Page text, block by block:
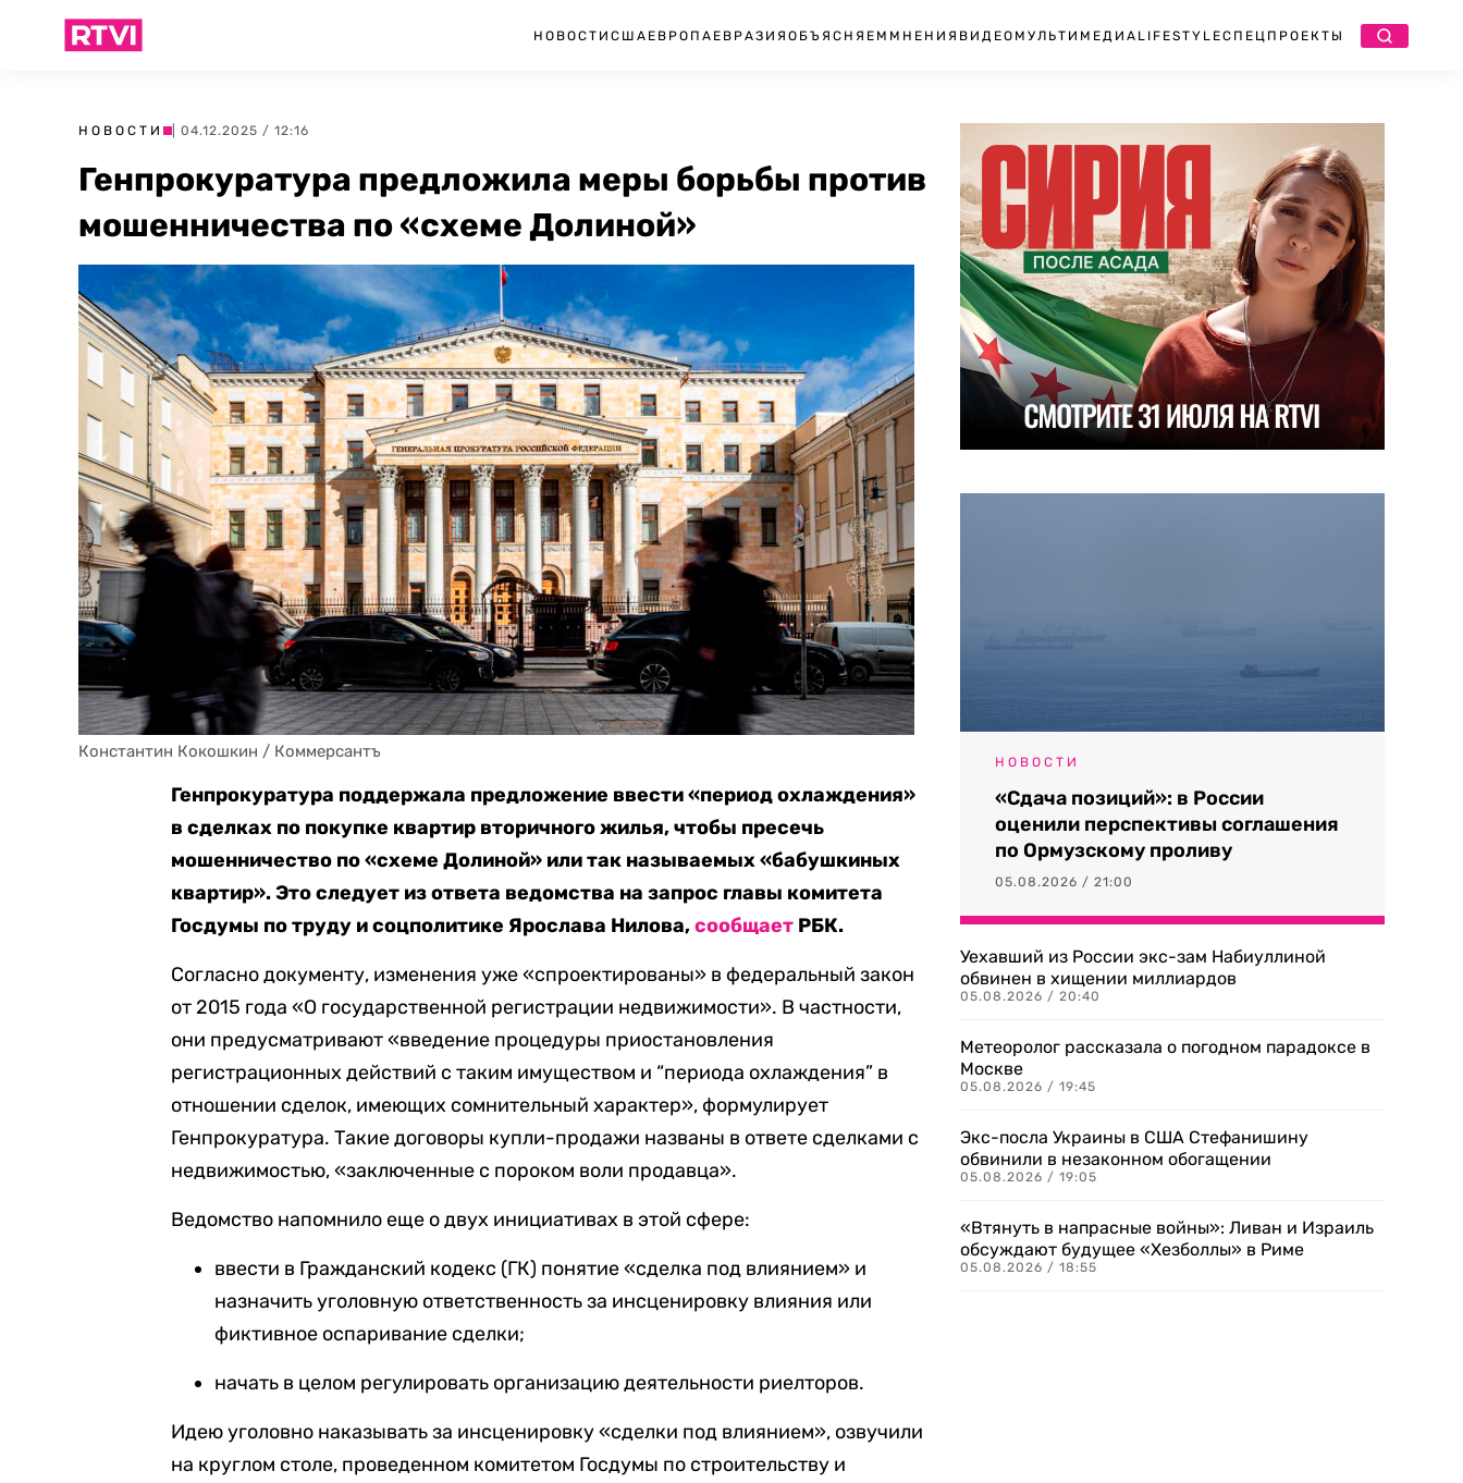
НОВОСТИ США ЕВРОПА ЕВРАЗИЯ ОБЪЯСНЯЕМ МНЕНИЯ ВИДЕО МУЛЬТИМЕДИА LIFESTYLEСПЕЦПРОЕКТЫ
НОВОСТИ | 04.12.2025 / 12:16
Генпрокуратура предложила меры борьбы против
мошенничества по «схеме Долиной»
Константин Кокошкин / Коммерсантъ
Генпрокуратура поддержала предложение ввести «период охлаждения»
в сделках по покупке квартир вторичного жилья, чтобы пресечь
мошенничество по «схеме Долиной» или так называемых «бабушкиных
квартир». Это следует из ответа ведомства на запрос главы комитета
Госдумы по труду и соцполитике Ярослава Нилова,сообщает РБК.
Согласно документу, изменения уже «спроектированы» в федеральный закон
от 2015 года «О государственной регистрации недвижимости». В частности,
они предусматривают «введение процедуры приостановления
регистрационных действий с таким имуществом и “периода охлаждения” в
отношении сделок, имеющих сомнительный характер», формулирует
Генпрокуратура. Такие договоры купли-продажи названы в ответе сделками с
недвижимостью, «заключенные с пороком воли продавца».
Ведомство напомнило еще о двух инициативах в этой сфере:
ввести в Гражданский кодекс (ГК) понятие «сделка под влиянием» и
назначить уголовную ответственность за инсценировку влияния или
фиктивное оспаривание сделки;
начать в целом регулировать организацию деятельности риелторов.
Идею уголовно наказывать за инсценировку «сделки под влиянием», озвучили
на круглом столе, проведенном комитетом Госдумы по строительству и
НОВОСТИ
«Сдача позиций»: в России
оценили перспективы соглашения
по Ормузскому проливу
05.08.2026 / 21:00
Уехавший из России экс-зам Набиуллиной
обвинен в хищении миллиардов
05.08.2026 / 20:40
Метеоролог рассказала о погодном парадоксе в
Москве
05.08.2026 / 19:45
Экс-посла Украины в США Стефанишину
обвинили в незаконном обогащении
05.08.2026 / 19:05
«Втянуть в напрасные войны»: Ливан и Израиль
обсуждают будущее «Хезболлы» в Риме
05.08.2026 / 18:55